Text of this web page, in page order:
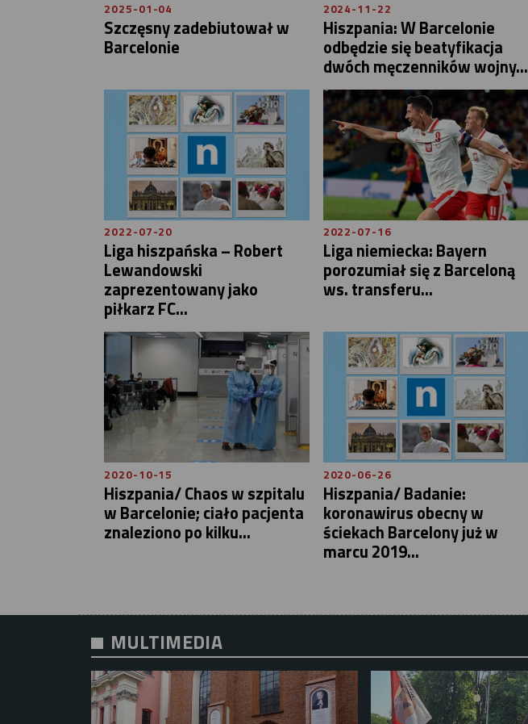
2025-01-04
Szczęsny zadebiutował w
Barcelonie
2024-11-22
Hiszpania: W Barcelonie
odbędzie się beatyfikacja
dwóch męczenników wojny...
2022-07-20
Liga hiszpańska – Robert
Lewandowski
zaprezentowany jako
piłkarz FC...
2022-07-16
Liga niemiecka: Bayern
porozumiał się z Barceloną
ws. transferu...
2020-10-15
Hiszpania/ Chaos w szpitalu
w Barcelonie; ciało pacjenta
znaleziono po kilku...
2020-06-26
Hiszpania/ Badanie:
koronawirus obecny w
ściekach Barcelony już w
marcu 2019...
MULTIMEDIA